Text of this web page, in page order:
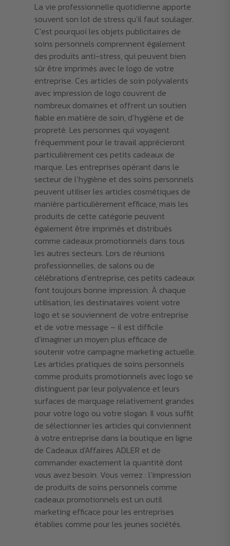
La vie professionnelle quotidienne apporte
souvent son lot de stress qu’il faut soulager.
C’est pourquoi les objets publicitaires de
soins personnels comprennent également
des produits anti-stress, qui peuvent bien
sûr être imprimés avec le logo de votre
entreprise. Ces articles de soin polyvalents
avec impression de logo couvrent de
nombreux domaines et offrent un soutien
fiable en matière de soin, d’hygiène et de
propreté. Les personnes qui voyagent
fréquemment pour le travail apprécieront
particulièrement ces petits cadeaux de
marque. Les entreprises opérant dans le
secteur de l’hygiène et des soins personnels
peuvent utiliser les articles cosmétiques de
manière particulièrement efficace, mais les
produits de cette catégorie peuvent
également être imprimés et distribués
comme cadeaux promotionnels dans tous
les autres secteurs. Lors de réunions
professionnelles, de salons ou de
célébrations d’entreprise, ces petits cadeaux
font toujours bonne impression. À chaque
utilisation, les destinataires voient votre
logo et se souviennent de votre entreprise
et de votre message – il est difficile
d’imaginer un moyen plus efficace de
soutenir votre campagne marketing actuelle.
Les articles pratiques de soins personnels
comme produits promotionnels avec logo se
distinguent par leur polyvalence et leurs
surfaces de marquage relativement grandes
pour votre logo ou votre slogan. Il vous suffit
de sélectionner les articles qui conviennent
à votre entreprise dans la boutique en ligne
de Cadeaux d'Affaires ADLER et de
commander exactement la quantité dont
vous avez besoin. Vous verrez : l’impression
de produits de soins personnels comme
cadeaux promotionnels est un outil
marketing efficace pour les entreprises
établies comme pour les jeunes sociétés.